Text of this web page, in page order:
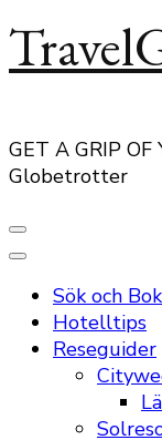
GET A GRIP OF
Globetrotter
Sök och
Hotelltips
Reseguider